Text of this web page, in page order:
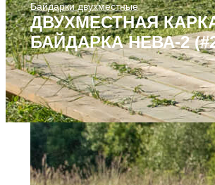
Байдарки двухместные
ДВУХМЕСТНАЯ
БАЙДАРКА НЕВА-2